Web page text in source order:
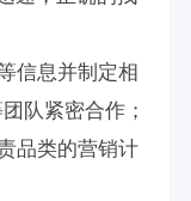
信息并制定相
队紧密合作；
品类的营销计